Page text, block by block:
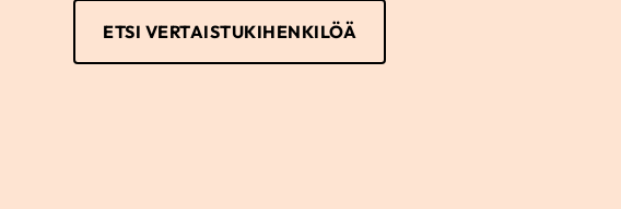
ETSI VERTAISTUKIHENKILÖÄ